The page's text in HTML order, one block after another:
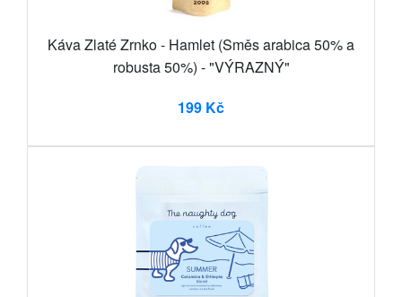
Káva Zlaté Zrnko - Hamlet (Směs arabica 50% a
robusta 50%) - "VÝRAZNÝ"
199 Kč